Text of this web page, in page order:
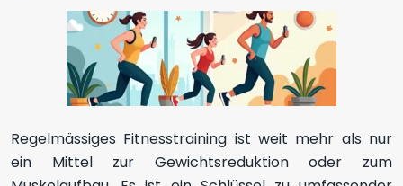
Regelmässiges Fitnesstraining ist weit mehr als nur
ein Mittel zur Gewichtsreduktion oder zum